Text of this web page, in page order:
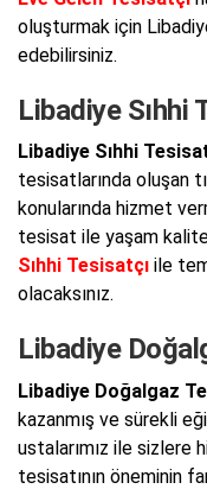
oluşturmak için
edebilirsiniz.
Libadiye Sıhhi
Libadiye Sıhhi
tesisatlarında oluşan
konularında hizmet
tesisat ile yaşam
Sıhhi Tesisatçı ile
olacaksınız.
Libadiye
Libadiye Doğalgaz
kazanmış ve sürekli
ustalarımız ile sizlere
tesisatının öneminin